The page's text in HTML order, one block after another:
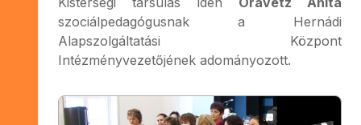
szociálpedagógusnak a Hernádi
Alapszolgáltatási Központ
Intézményvezetőjének adományozott.